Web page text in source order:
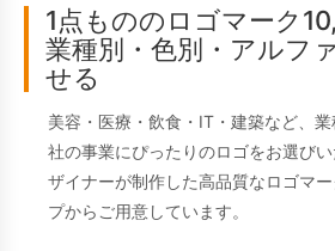
1点もののロゴマーク
業種別・色別・アルフ
せる
美容・医療・飲食・IT・建築など、
社の事業にぴったりのロゴをお選び
ザイナーが制作した高品質なロゴマ
プからご用意しています。